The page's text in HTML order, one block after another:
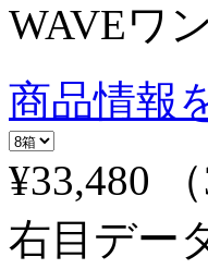
WAVEワ
商品情報
¥33,480
右目デー